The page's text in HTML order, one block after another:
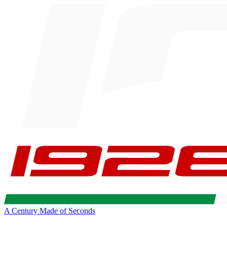
A Century Made of Seconds